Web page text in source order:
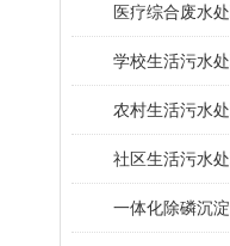
医疗综合废水
学校生活污水
农村生活污水
社区生活污水
一体化除磷沉